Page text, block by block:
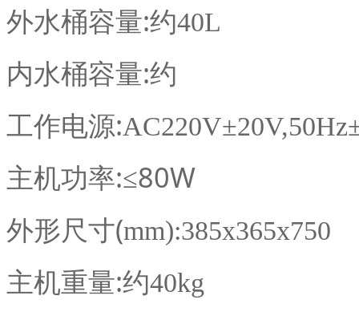
外水桶容量:约40L
内水桶容量:约
工作电源:
主机功率:≤80W
外形尺寸(mm):385x365x750
主机重量:约40kg